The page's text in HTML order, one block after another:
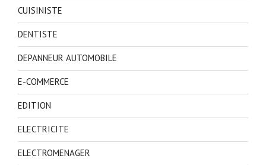
CUISINISTE
DENTISTE
DEPANNEUR AUTOMOBILE
E-COMMERCE
EDITION
ELECTRICITE
ELECTROMENAGER